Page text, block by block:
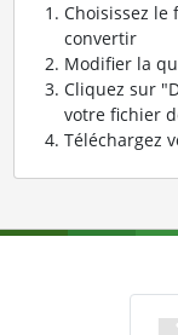
Choisissez le
convertir
Modifier la
Cliquez sur
votre fichier
Téléchargez